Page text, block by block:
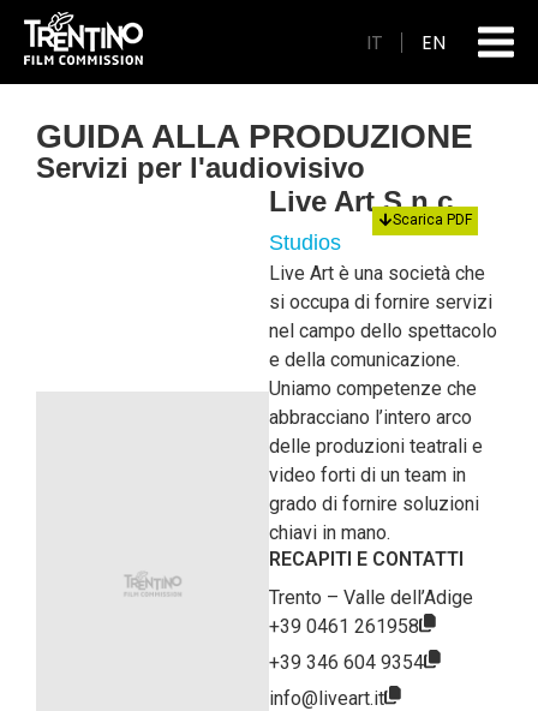
IT EN
GUIDA ALLA PRODUZIONE
Servizi per l'audiovisivo
Scarica PDF
Live Art S.n.c.
Studios
Live Art è una società che
si occupa di fornire servizi
nel campo dello spettacolo
e della comunicazione.
Uniamo competenze che
abbracciano l’intero arco
delle produzioni teatrali e
video forti di un team in
grado di fornire soluzioni
chiavi in mano.
RECAPITI E CONTATTI
Trento – Valle dell’Adige
+39 0461 261958
+39 346 604 9354
info@liveart.it